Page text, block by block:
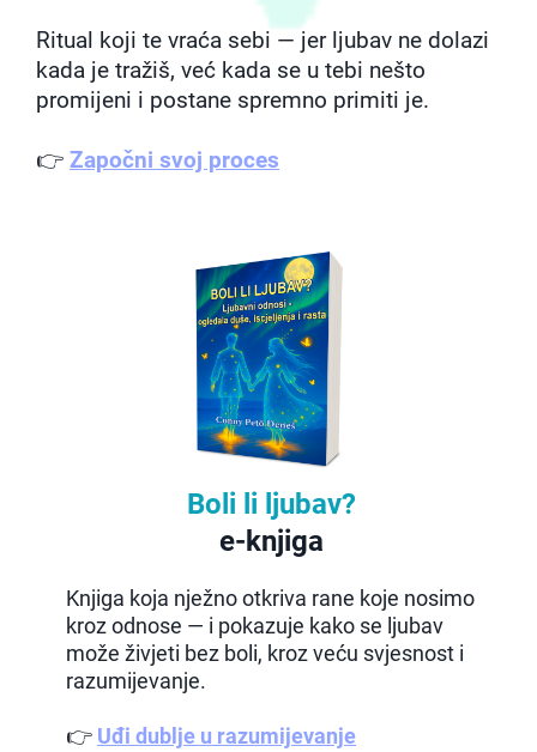
Ritual koji te vraća sebi — jer ljubav ne dolazi
kada je tražiš, već kada se u tebi nešto
promijeni i postane spremno primiti je.
👉 Započni svoj proces
Boli li ljubav?
e-knjiga
Knjiga koja nježno otkriva rane koje nosimo
kroz odnose — i pokazuje kako se ljubav
može živjeti bez boli, kroz veću svjesnost i
razumijevanje.
👉 Uđi dublje u razumijevanje